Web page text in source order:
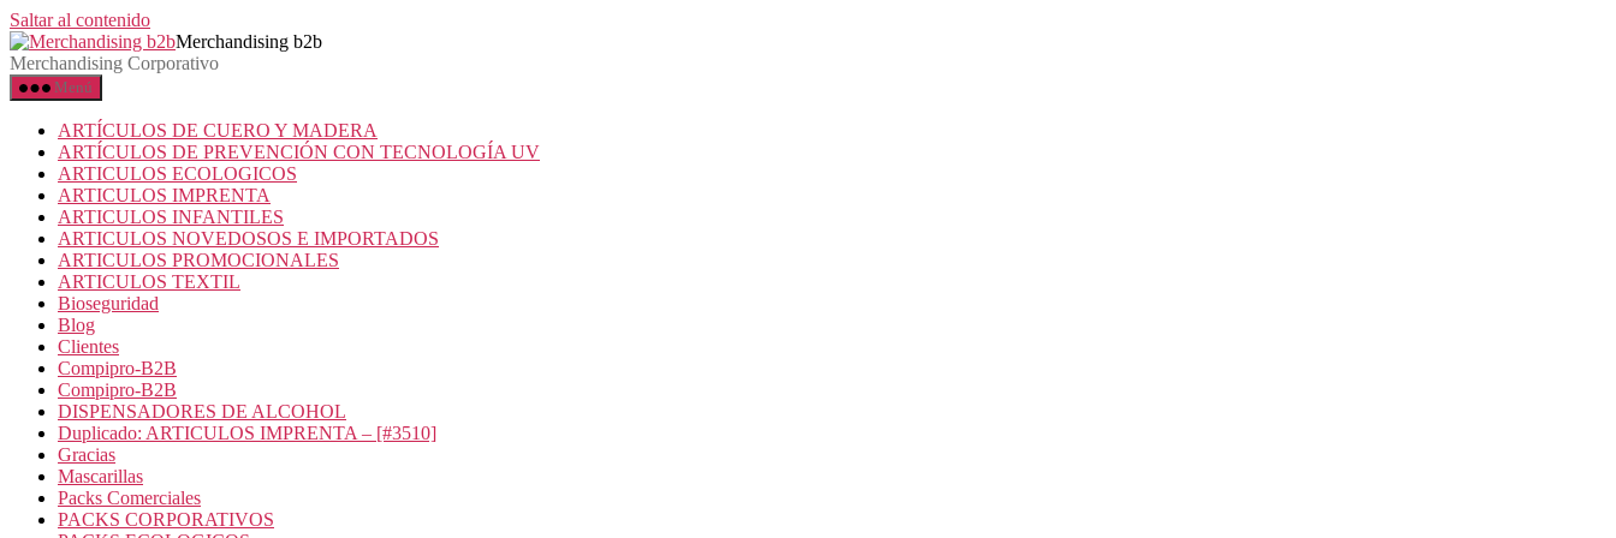
Saltar al contenido
Merchandising b2b
Merchandising Corporativo
Menú
ARTÍCULOS DE CUERO Y MADERA
ARTÍCULOS DE PREVENCIÓN CON TECNOLOGÍA UV
ARTICULOS ECOLOGICOS
ARTICULOS IMPRENTA
ARTICULOS INFANTILES
ARTICULOS NOVEDOSOS E IMPORTADOS
ARTICULOS PROMOCIONALES
ARTICULOS TEXTIL
Bioseguridad
Blog
Clientes
Compipro-B2B
Compipro-B2B
DISPENSADORES DE ALCOHOL
Duplicado: ARTICULOS IMPRENTA – [#3510]
Gracias
Mascarillas
Packs Comerciales
PACKS CORPORATIVOS